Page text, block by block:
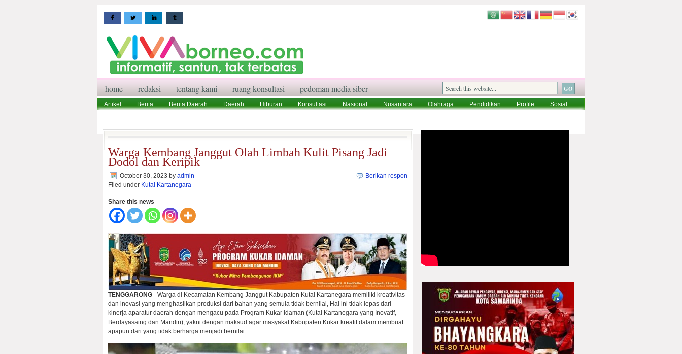
home redaksi tentang kami ruang konsultasi pedoman media siber
Artikel Berita Berita Daerah Daerah Hiburan Konsultasi Nasional Nusantara Olahraga Pendidikan Profile
Sosial
Warga Kembang Janggut Olah Limbah Kulit Pisang Jadi
Dodol dan Keripik
October 30, 2023 by admin
Filed under Kutai Kartanegara
Berikan respon
Share this news
TENGGARONG– Warga di Kecamatan Kembang Janggut Kabupaten Kutai Kartanegara memiliki kreativitas
dan inovasi yang menghasilkan produksi dari bahan yang semula tidak bernilai, Hal ini tidak lepas dari
kinerja aparatur daerah dengan mengacu pada Program Kukar Idaman (Kutai Kartanegara yang Inovatif,
Berdayasaing dan Mandiri), yakni dengan maksud agar masyakat Kabupaten Kukar kreatif dalam membuat
apapun dari yang tidak berharga menjadi bernilai.